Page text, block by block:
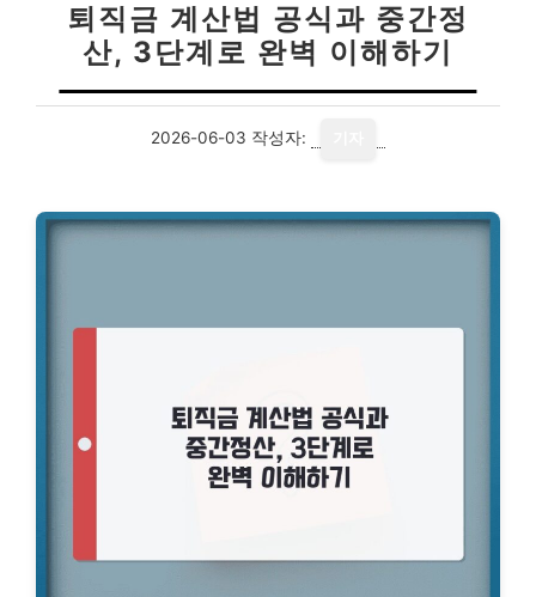
퇴직금 계산법 공식과 중간정
산, 3단계로 완벽 이해하기
2026-06-03 작성자: